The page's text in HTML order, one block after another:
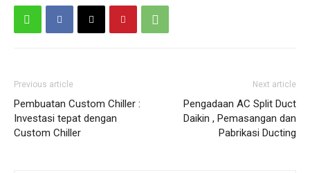
Previous article
Pembuatan Custom Chiller :
Investasi tepat dengan
Custom Chiller
Next article
Pengadaan AC Split Duct
Daikin , Pemasangan dan
Pabrikasi Ducting